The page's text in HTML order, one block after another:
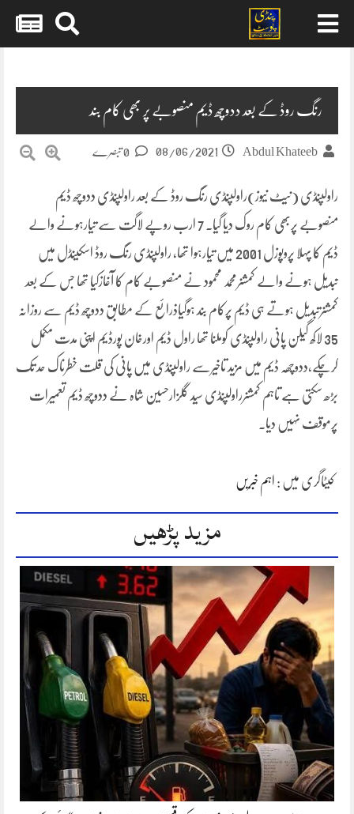
رنگ روڈ کے بعد ددوچھ ڈیم منصوبے پر بھی کام بند
Abdul Khateeb
08/06/2021
راولپنڈی (نیٹ نیوز)راولپنڈی رنگ روڈ کے بعد راولپنڈی ددوچھ ڈیم
منصوبے پربھی کام روک دیا گیا۔ 7 ارب روپے لاگت سے تیارہونے والے
ڈیم کا پہلا پروپوزل 2001 میں تیارہوا تھا، راولپنڈی رنگ روڈ اسکینڈل میں
تبدیل ہونے والے کمشنرمحمد محمود نے منصوبے کام کا آغازکیا تھا جس کے بعد
کمشنرتبدیل ہوتے ہی ڈیم پرکام بند ہوگیاذرائع کے مطابق ددوچھ ڈیم سے روزانہ
35 لاکھ گیلن پانی راولپنڈی کوملنا تھا راول ڈیم اورخان پورڈیم اپنی مدت مکمل
کرچکے،ددوچھہ ڈیم میں مزید تاخیرسے راولپنڈی میں پانی کی قلت خطرناک حد تک
بڑھ سکتی ہے تاہم کمشنرراولپنڈی سید گلزارحسین شاہ نے ددوچھ ڈیم تعمیرات
پرموقف نہیں دیا۔
کیٹاگری میں : اہم خبریں
مزید پڑھیں